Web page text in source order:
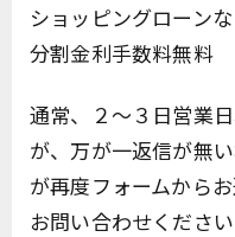
ショッピングローン
分割金利手数料無料
通常、２〜３日営業
が、万が一返信が無
が再度フォームから
お問い合わせくださ